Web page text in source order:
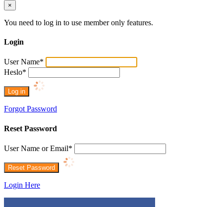
×
You need to log in to use member only features.
Login
User Name*
Heslo*
Forgot Password
Reset Password
User Name or Email*
Login Here